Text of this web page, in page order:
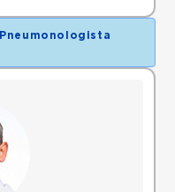
Pneumonologista